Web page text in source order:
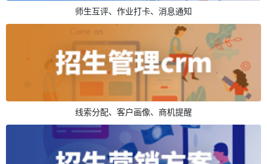
师生互评、作业打卡、消息通知
线索分配、客户画像、商机提醒